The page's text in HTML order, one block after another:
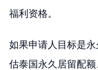
福利资格。
如果申请人目标是
估泰国永久居留配